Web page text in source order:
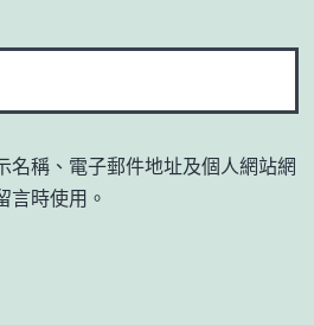
名稱、電子郵件地址及個人網站網
言時使用。